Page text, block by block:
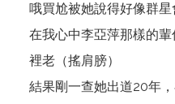
哦買尬被她說得好像群
在我心中李亞萍那樣的
裡老（搖肩膀）
結果剛一查她出道20年